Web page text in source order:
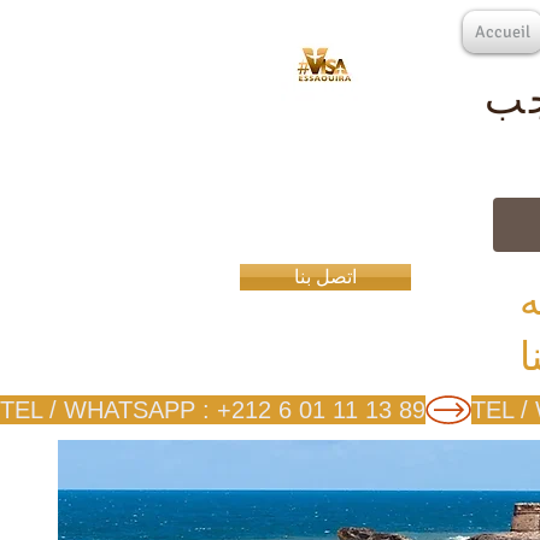
Accueil
اتصل بنا
TEL / WHATSAPP : +212 6 01 11 13 89